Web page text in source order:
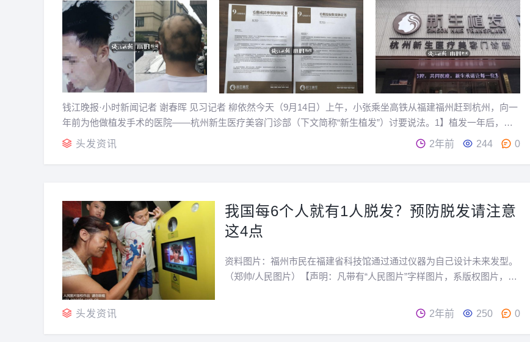
钱江晚报·小时新闻记者 谢春晖 见习记者 柳依然今天（9月14日）上午，小张乘坐高铁从福建福州赶到杭州，向一
年前为他做植发手术的医院——杭州新生医疗美容门诊部（下文简称“新生植发”）讨要说法。1】植发一年后，连
后脑勺都几乎全秃了今天下午2点多，小时新闻记者...
头发资讯 2年前 244 0
我国每6个人就有1人脱发？预防脱发请注意
这4点
资料图片：福州市民在福建省科技馆通过通过仪器为自己设计未来发型。
（郑帅/人民图片）【声明：凡带有“人民图片”字样图片，系版权图片，受
头发资讯 2年前 250 0